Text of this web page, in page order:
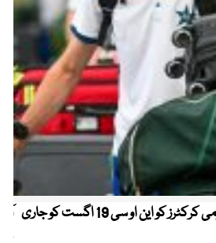
کیریبین پریمیئر لیگ ، قومی کرکٹرز کو این او سی 19 اگست کو جاری